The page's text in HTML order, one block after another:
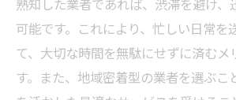
熟知した業者であれば、渋滞を避け、
可能です。これにより、忙しい日常を
て、大切な時間を無駄にせずに済むメ
す。また、地域密着型の業者を選ぶこ